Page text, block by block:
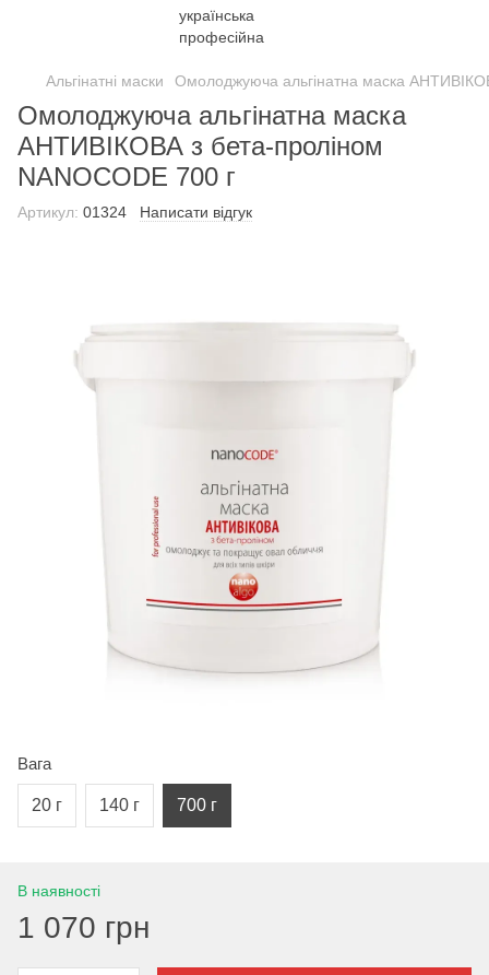
Альгінатні маски Омолоджуюча альгінатна маска
Омолоджуюча альгінатна маска
АНТИВІКОВА з бета-проліном
NANOCODE 700 г
Артикул: 01324 Написати відгук
Вага
20 г 140 г 700 г
В наявності
1 070 грн